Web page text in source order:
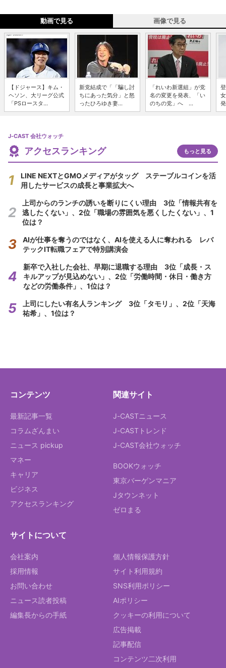
動画で見る 画像で見る
【ドジャース】キム・
ヘソン、大リーグ公式
「PSロースタ...
新党結成で「「騙し討
ちにあった気分」と怒
ったひろゆき妻...
「れいわ新選組」が党
名の変更を発表、「い
のちの党」へ ...
J-CAST 会社ウォッチ
アクセスランキング もっと見る
LINE NEXTとGMOメディアがタッグ ステーブルコインを活
用したサービスの成長と事業拡大へ
上司からのランチの誘いを断りにくい理由 3位「情報共有を
逃したくない」、2位「職場の雰囲気を悪くしたくない」、1
位は？
AIが仕事を奪うのではなく、AIを使える人に奪われる レバ
テックIT転職フェアで特別講演会
新卒で入社した会社、早期に退職する理由 3位「成長・ス
キルアップが見込めない」、2位「労働時間・休日・働き方
などの労働条件」、1位は？
上司にしたい有名人ランキング 3位「タモリ」、2位「天海
祐希」、1位は？
コンテンツ
最新記事一覧
コラムざんまい
ニュース pickup
マネー
キャリア
ビジネス
アクセスランキング
関連サイト
J-CASTニュース
J-CASTトレンド
J-CAST会社ウォッチ
BOOKウォッチ
東京バーゲンマニア
Jタウンネット
ゼロまる
サイトについて
会社案内
採用情報
お問い合わせ
ニュース読者投稿
編集長からの手紙
個人情報保護方針
サイト利用規約
SNS利用ポリシー
AIポリシー
クッキーの利用について
広告掲載
記事配信
コンテンツ二次利用